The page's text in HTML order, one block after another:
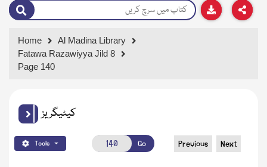
Home
Al Madina Library
Fatawa Razawiyya Jild 8
Page 140
کیٹیگریز
Tools Go Previous Next